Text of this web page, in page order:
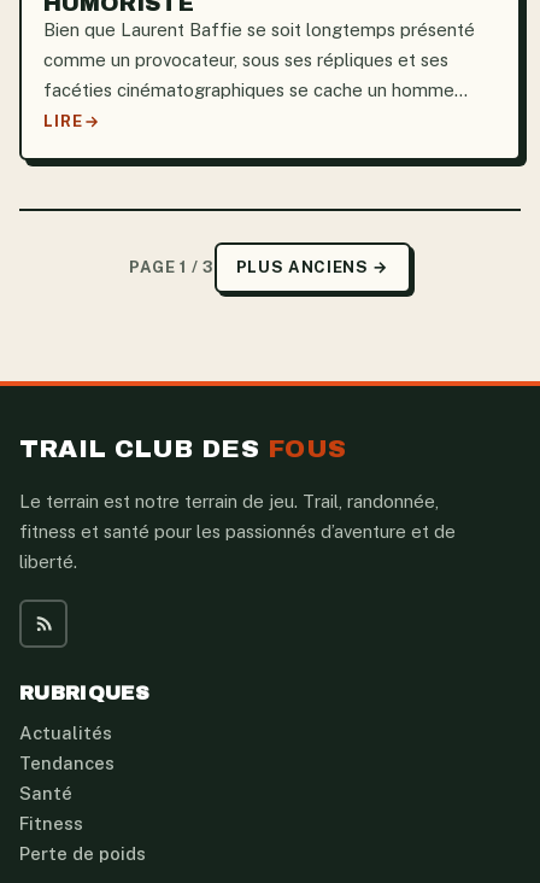
Bien que Laurent Baffie se soit longtemps présenté
comme un provocateur, sous ses répliques et ses
facéties cinématographiques se cache un homme
profondément marqué par l’anxiété, la pression
LIRE
PAGE 1 / 3 PLUS ANCIENS →
TRAIL CLUB DES FOUS
Le terrain est notre terrain de jeu. Trail, randonnée,
fitness et santé pour les passionnés d’aventure et de
liberté.
RUBRIQUES
Actualités
Tendances
Santé
Fitness
Perte de poids